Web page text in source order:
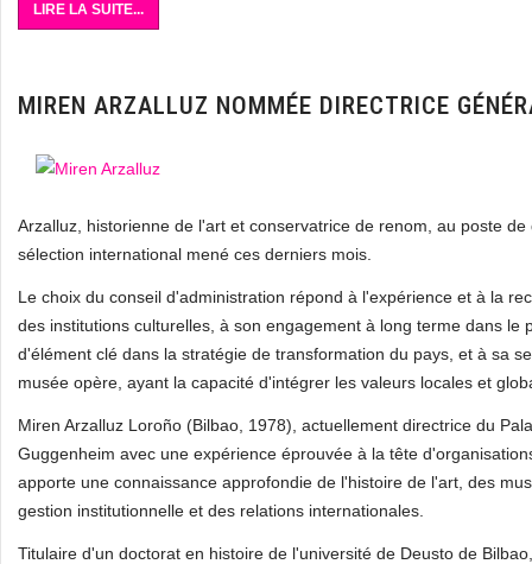
LIRE LA SUITE...
MIREN ARZALLUZ NOMMÉE DIRECTRICE
Arzalluz, historienne de l'art et conservatrice de renom, au poste
sélection international mené ces derniers mois.
Le choix du conseil d'administration répond à l'expérience et à la
des institutions culturelles, à son engagement à long terme dans
d'élément clé dans la stratégie de transformation du pays, et à sa
musée opère, ayant la capacité d'intégrer les valeurs locales et
Miren Arzalluz Loroño (Bilbao, 1978), actuellement directrice du
Guggenheim avec une expérience éprouvée à la tête
apporte une connaissance approfondie de l'histoire de l'art, des
gestion institutionnelle et des relations internationales.
Titulaire d'un doctorat en histoire de l'université de Deusto de